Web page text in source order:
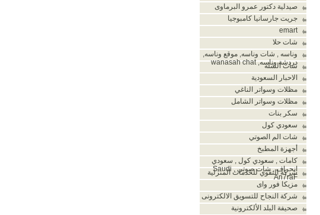
صيدلية دكتور عمرو البرماوى
جريت جارسانيا كامبوجيا
emart
شات حلا
وناسه , شات وناسه, موقع وناسه,
دردشة وناسه, wanasah chat
شات الشله
الاحبار السعودية
مظلات وسواتر الناغي
مظلات وسواتر الشامل
سكر بنات
سعودي كول
شات الم الصوتي
أجهزة المطبخ
كامات , سعودي كول , سعودي
انحراف , شات صوتي , Saudi
An7raF
شركة التقوي للخدمات المنزلية
مزيكا فور واى
شركة النجاح للتسويق الالكترونى
صحيفة البلد الألكترونية